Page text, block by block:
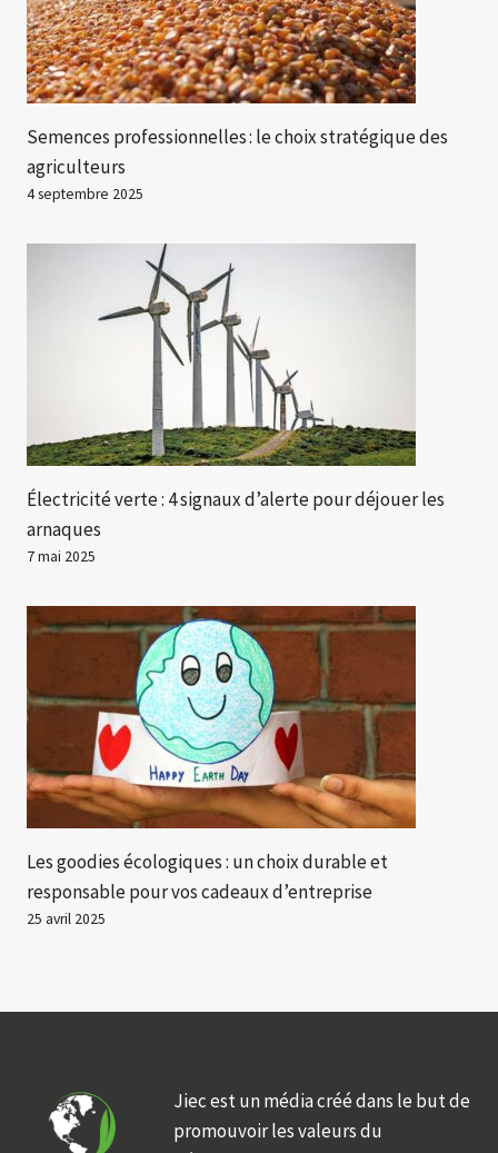
Semences professionnelles : le choix stratégique des
agriculteurs
4 septembre 2025
Électricité verte : 4 signaux d’alerte pour déjouer les
arnaques
7 mai 2025
Les goodies écologiques : un choix durable et
responsable pour vos cadeaux d’entreprise
25 avril 2025
Jiec est un média créé dans le but de
promouvoir les valeurs du